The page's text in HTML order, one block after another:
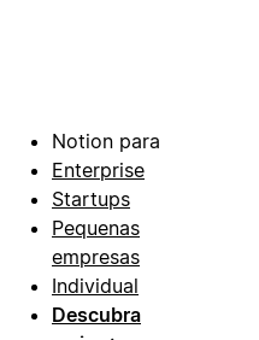
Notion para
Enterprise
Startups
Pequenas
empresas
Individual
Descubra